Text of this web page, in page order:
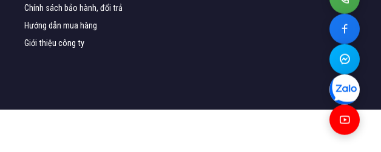
Chính sách bảo hành, đổi trả
Hướng dẫn mua hàng
Giới thiệu công ty